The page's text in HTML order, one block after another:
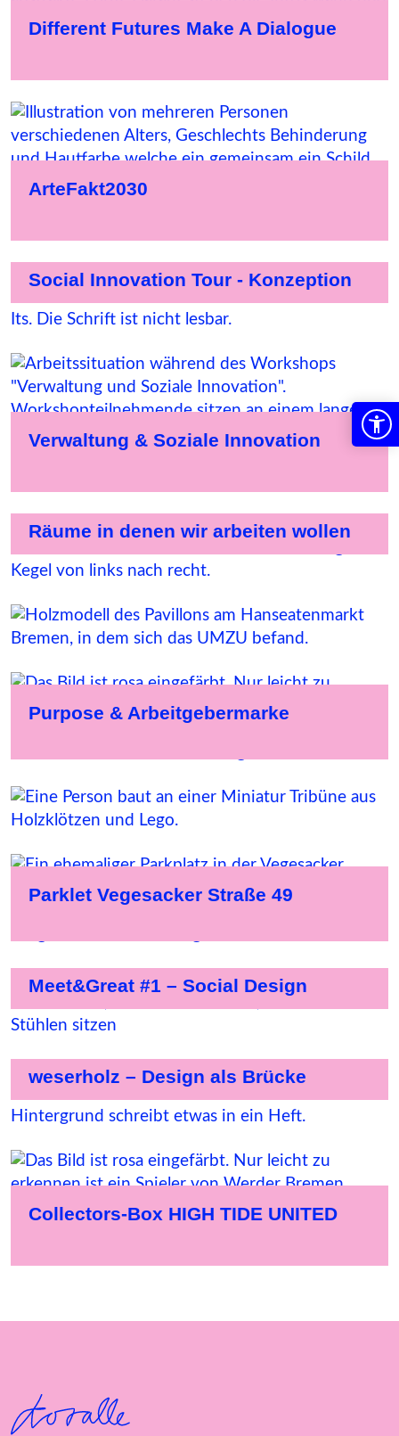
Different Futures Make A Dialogue
ArteFakt2030
Social Innovation Tour - Konzeption
Verwaltung & Soziale Innovation
Räume in denen wir arbeiten wollen
Purpose & Arbeitgebermarke
Parklet Vegesacker Straße 49
Meet&Great #1 – Social Design
weserholz – Design als Brücke
Collectors-Box HIGH TIDE UNITED